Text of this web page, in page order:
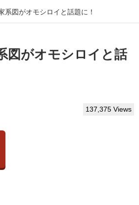
図がオモシロイと話題に！
図がオモシロイと話
137,375 Views